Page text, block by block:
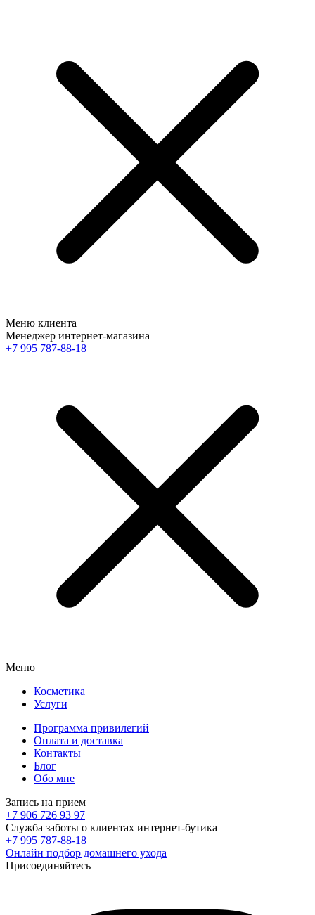
Меню клиента
Менеджер интернет-магазина
+7 995 787-88-18
Меню
Косметика
Услуги
Программа привилегий
Оплата и доставка
Контакты
Блог
Обо мне
Запись на прием
+7 906 726 93 97
Служба заботы о клиентах интернет-бутика
+7 995 787-88-18
Онлайн подбор домашнего ухода
Присоединяйтесь